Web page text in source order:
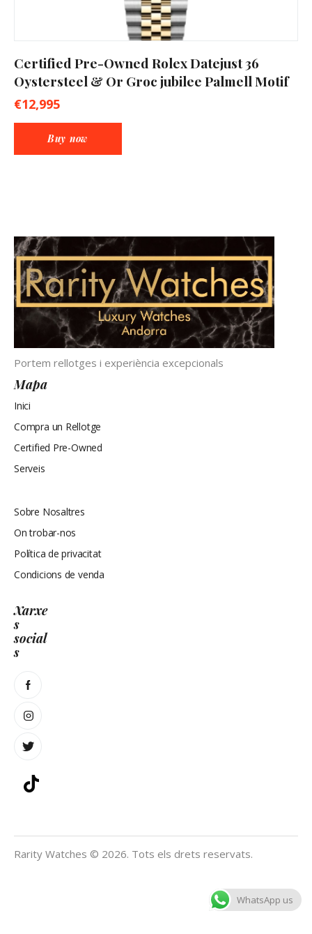
Certified Pre-Owned Rolex Datejust 36
Oystersteel & Or Groc jubilee Palmell Motif
€12,995
Buy now
Portem rellotges i experiència excepcionals
Mapa
Inici
Compra un Rellotge
Certified Pre-Owned
Serveis
Sobre Nosaltres
On trobar-nos
Política de privacitat
Condicions de venda
Xarxe
s
social
s
Rarity Watches © 2026. Tots els drets reservats.
WhatsApp us